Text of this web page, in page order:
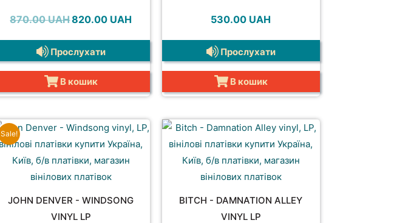
870.00UAH Оригінальна
870.00 UAH.
820.00 UAH
820.00 UAH.
Прослухати
В кошик
530.00 UAH
Прослухати
В кошик
Sale!
JOHN DENVER - WINDSONG
VINYL LP
BITCH - DAMNATION ALLEY
VINYL LP